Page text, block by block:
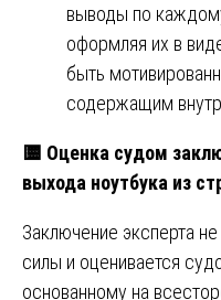
выводы по
оформляя их в
быть
содержащим
🟨 Оценка судом
выхода ноутбука из
Заключение эксперта
силы и оценивается
основанному на